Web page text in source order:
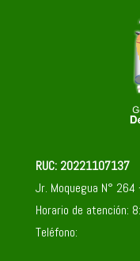
RUC: 20221107137
Jr. Moquegua N°
Horario de atención:
Teléfono: